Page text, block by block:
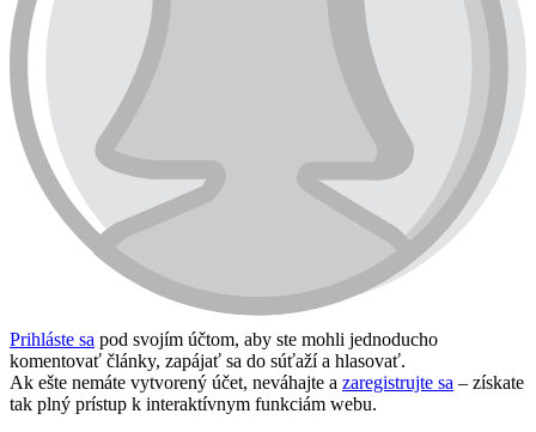
Prihláste sa pod svojím účtom, aby ste mohli jednoducho
komentovať články, zapájať sa do súťaží a hlasovať.
Ak ešte nemáte vytvorený účet, neváhajte a zaregistrujte sa – získate
tak plný prístup k interaktívnym funkciám webu.